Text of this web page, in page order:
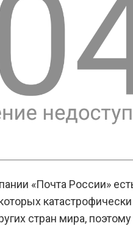
«Почта России»
катастрофически
стран мира,